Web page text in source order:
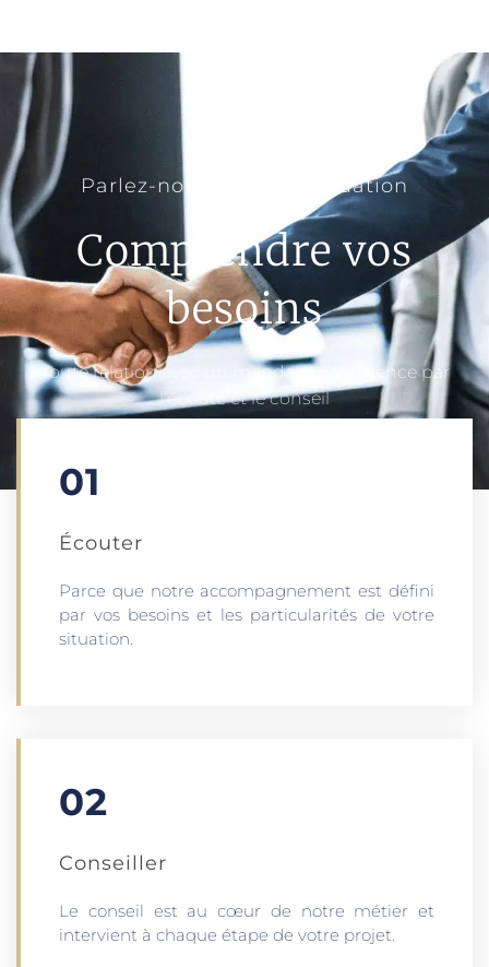
Parlez-nous de votre situation
Comprendre vos
besoins
Toute relation avec un mandant commence par
l’écoute et le conseil
01
Écouter​
Parce que notre accompagnement est défini
par vos besoins et les particularités de votre
situation.
02
Conseiller
Le conseil est au cœur de notre métier et
intervient à chaque étape de votre projet.